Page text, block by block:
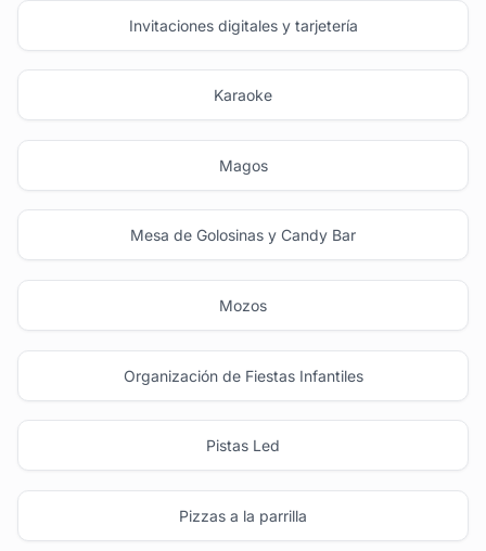
Invitaciones digitales y tarjetería
Karaoke
Magos
Mesa de Golosinas y Candy Bar
Mozos
Organización de Fiestas Infantiles
Pistas Led
Pizzas a la parrilla